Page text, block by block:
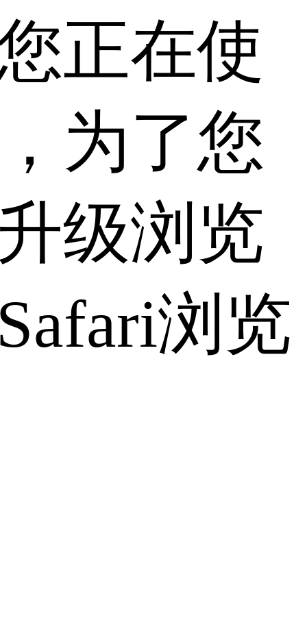
正在使
为了您
级浏览
浏览